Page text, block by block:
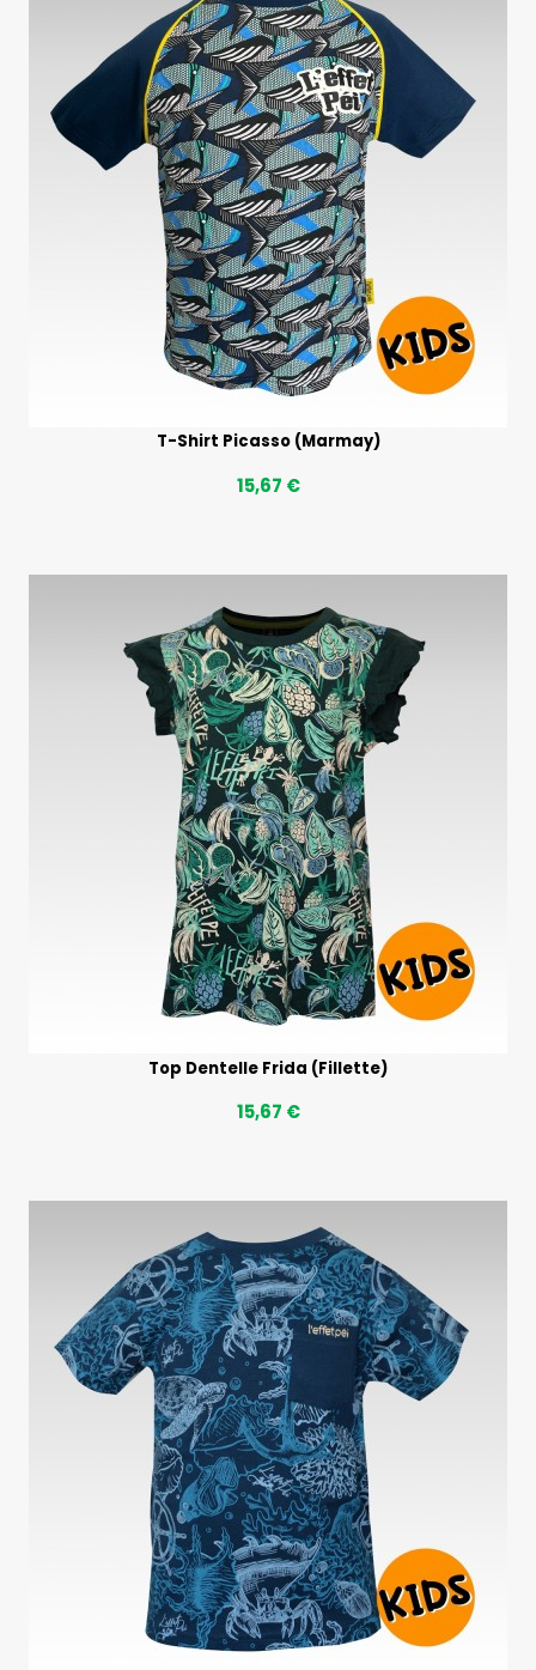
T-Shirt Picasso (Marmay)
15,67 €
Top Dentelle Frida (Fillette)
15,67 €